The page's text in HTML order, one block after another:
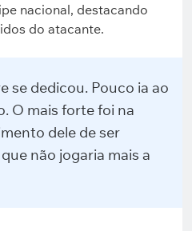
nacional, destacando
do atacante.
se dedicou. Pouco ia ao
O mais forte foi na
dele de ser
não jogaria mais a